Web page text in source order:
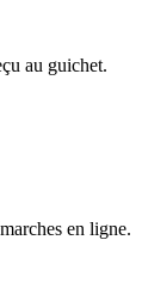
au guichet.
en ligne.